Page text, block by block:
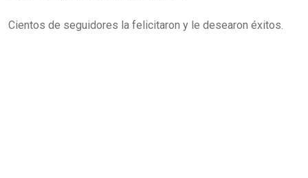
Cientos de seguidores la felicitaron y le desearon éxitos.